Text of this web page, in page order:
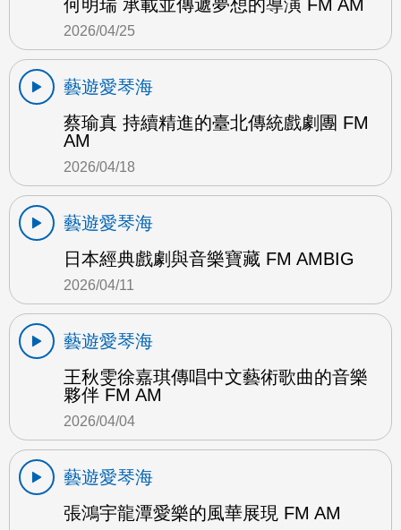
何明瑞 承載並傳遞夢想的導演 FM AM
2026/04/25
藝遊愛琴海
蔡瑜真 持續精進的臺北傳統戲劇團 FM
AM
2026/04/18
藝遊愛琴海
日本經典戲劇與音樂寶藏 FM AMBIG
2026/04/11
藝遊愛琴海
王秋雯徐嘉琪傳唱中文藝術歌曲的音樂
夥伴 FM AM
2026/04/04
藝遊愛琴海
張鴻宇龍潭愛樂的風華展現 FM AM